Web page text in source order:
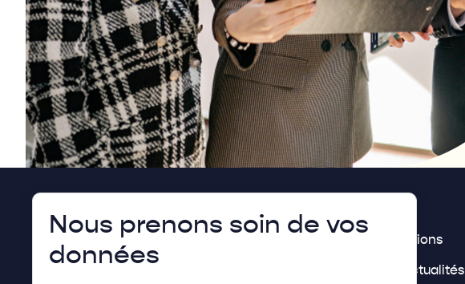
Nos inspirations
Guides & Actualités
Nous prenons soin de vos
données